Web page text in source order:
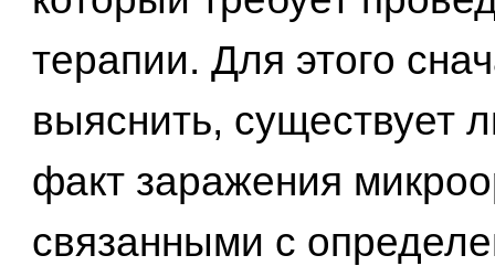
терапии. Для этого
выяснить, существует
факт заражения
связанными с